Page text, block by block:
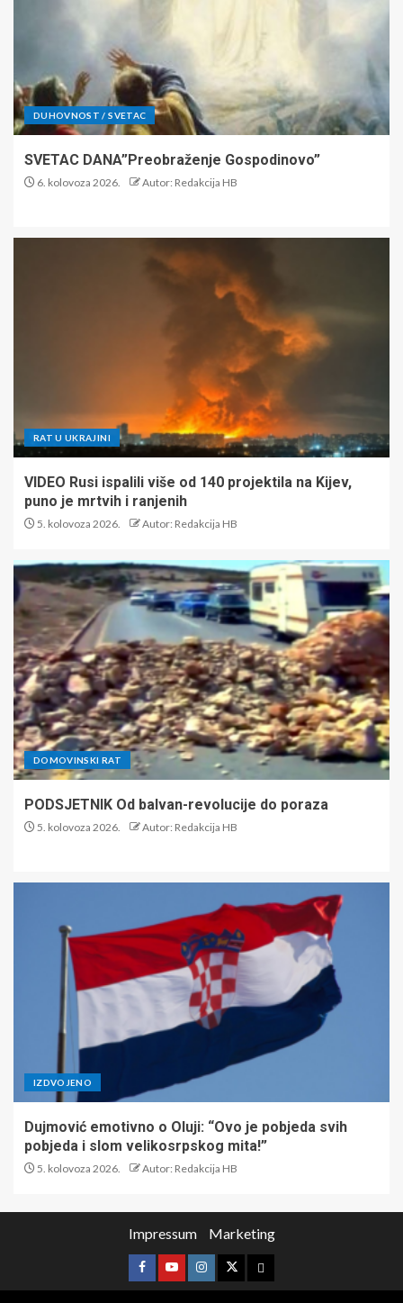
DUHOVNOST / SVETAC
SVETAC DANA”Preobraženje Gospodinovo”
6. kolovoza 2026. Autor: Redakcija HB
RAT U UKRAJINI
VIDEO Rusi ispalili više od 140 projektila na Kijev,
puno je mrtvih i ranjenih
5. kolovoza 2026. Autor: Redakcija HB
DOMOVINSKI RAT
PODSJETNIK Od balvan-revolucije do poraza
5. kolovoza 2026. Autor: Redakcija HB
IZDVOJENO
Dujmović emotivno o Oluji: “Ovo je pobjeda svih
pobjeda i slom velikosrpskog mita!”
5. kolovoza 2026. Autor: Redakcija HB
Impressum Marketing